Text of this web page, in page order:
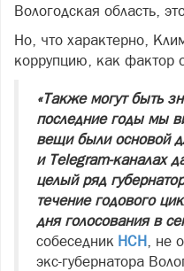
Вологодская область,
Но, что характерно,
коррупцию, как фактор
«Также могут быть
последние годы мы
вещи были основой
и Telegram-каналах
целый ряд
течение годового
дня голосования в
собеседник НСН, не
экс-губернатора